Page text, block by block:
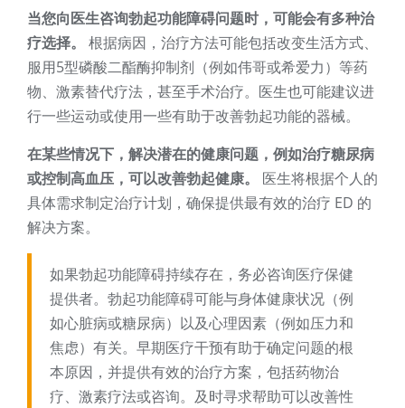
当您向医生咨询勃起功能障碍问题时，可能会有多种治
疗选择。
根据病因，治疗方法可能包括改变生活方式、
服用5型磷酸二酯酶抑制剂（例如伟哥或希爱力）等药
物、激素替代疗法，甚至手术治疗。医生也可能建议进
行一些运动或使用一些有助于改善勃起功能的器械。
在某些情况下，解决潜在的健康问题，例如治疗糖尿病
或控制高血压，可以改善勃起健康。
医生将根据个人的
具体需求制定治疗计划，确保提供最有效的治疗 ED 的
解决方案。
如果勃起功能障碍持续存在，务必咨询医疗保健
提供者。勃起功能障碍可能与身体健康状况（例
如心脏病或糖尿病）以及心理因素（例如压力和
焦虑）有关。早期医疗干预有助于确定问题的根
本原因，并提供有效的治疗方案，包括药物治
疗、激素疗法或咨询。及时寻求帮助可以改善性